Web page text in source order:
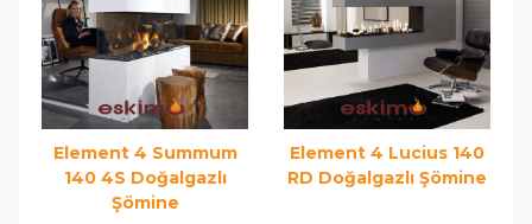
Element 4 Summum
140 4S Doğalgazlı
Şömine
Element 4 Lucius 140
RD Doğalgazlı Şömine